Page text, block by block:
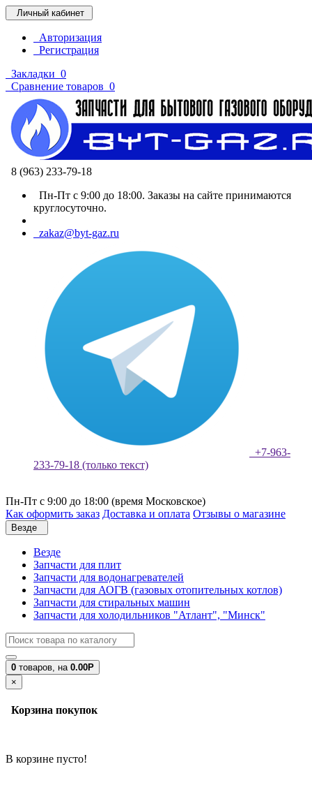
Личный кабинет
Авторизация
Регистрация
Закладки 0
Сравнение товаров 0
8 (963) 233-79-18
Пн-Пт с 9:00 до 18:00. Заказы на сайте принимаются
круглосуточно.
zakaz@byt-gaz.ru
+7-963-
233-79-18 (только текст)
Пн-Пт с 9:00 до 18:00 (время Московское)
Как оформить заказ Доставка и оплата Отзывы о магазине
Везде
Везде
Запчасти для плит
Запчасти для водонагревателей
Запчасти для АОГВ (газовых отопительных котлов)
Запчасти для стиральных машин
Запчасти для холодильников "Атлант", "Минск"
0 товаров, на 0.00Р
×
Корзина покупок
В корзине пусто!